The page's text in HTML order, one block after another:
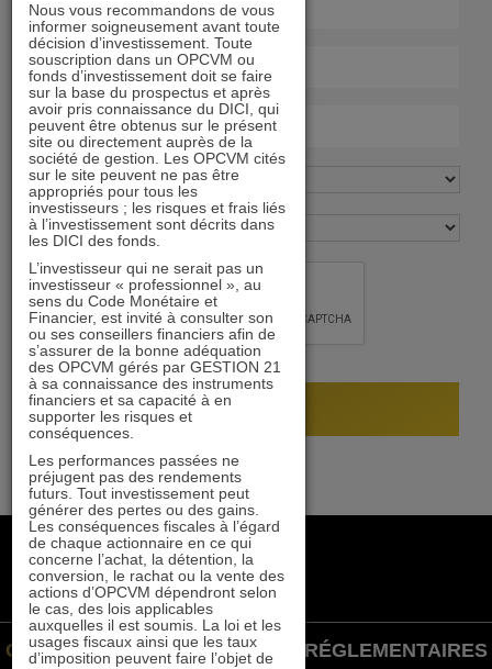
+33 1 84 79 90 24
gestion21@gestion21.fr
8 rue Volney, 75002 Paris
GESTION 21 ©INFORMATIONS RÉGLEMENTAIRES
Nous vous recommandons de vous
informer soigneusement avant toute
décision d’investissement. Toute
souscription dans un OPCVM ou
fonds d’investissement doit se faire
sur la base du prospectus et après
avoir pris connaissance du DICI, qui
peuvent être obtenus sur le présent
site ou directement auprès de la
société de gestion. Les OPCVM cités
sur le site peuvent ne pas être
appropriés pour tous les
investisseurs ; les risques et frais liés
à l’investissement sont décrits dans
les DICI des fonds.
L’investisseur qui ne serait pas un
investisseur « professionnel », au
sens du Code Monétaire et
Financier, est invité à consulter son
ou ses conseillers financiers afin de
s’assurer de la bonne adéquation
des OPCVM gérés par GESTION 21
à sa connaissance des instruments
financiers et sa capacité à en
supporter les risques et
conséquences.
Les performances passées ne
préjugent pas des rendements
futurs. Tout investissement peut
générer des pertes ou des gains.
Les conséquences fiscales à l’égard
de chaque actionnaire en ce qui
concerne l’achat, la détention, la
conversion, le rachat ou la vente des
actions d’OPCVM dépendront selon
le cas, des lois applicables
auxquelles il est soumis. La loi et les
usages fiscaux ainsi que les taux
d’imposition peuvent faire l’objet de